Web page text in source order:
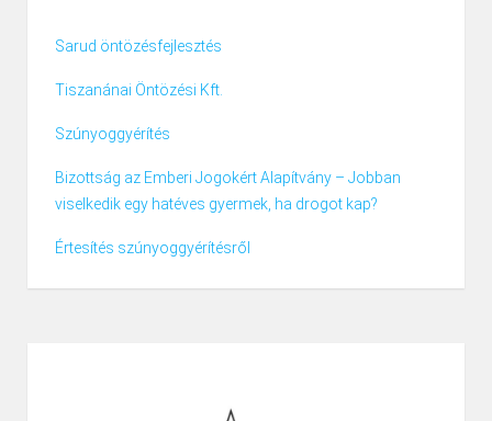
Sarud öntözésfejlesztés
Tiszanánai Öntözési Kft.
Szúnyoggyérítés
Bizottság az Emberi Jogokért Alapítvány – Jobban
viselkedik egy hatéves gyermek, ha drogot kap?
Értesítés szúnyoggyérítésről